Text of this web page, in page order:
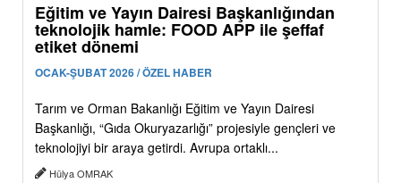
Eğitim ve Yayın Dairesi Başkanlığından
teknolojik hamle: FOOD APP ile şeffaf
etiket dönemi
OCAK-ŞUBAT 2026 / ÖZEL HABER
Tarım ve Orman Bakanlığı Eğitim ve Yayın Dairesi
Başkanlığı, “Gıda Okuryazarlığı” projesiyle gençleri ve
teknolojiyi bir araya getirdi. Avrupa ortaklı...
Hülya OMRAK